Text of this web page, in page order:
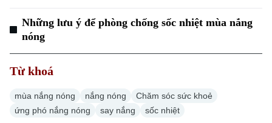
Những lưu ý để phòng chống sốc nhiệt mùa nắng
nóng
Từ khoá
mùa nắng nóng nắng nóng
Chăm sóc sức khoẻ
ứng phó nắng nóng
say nắng sốc nhiệt